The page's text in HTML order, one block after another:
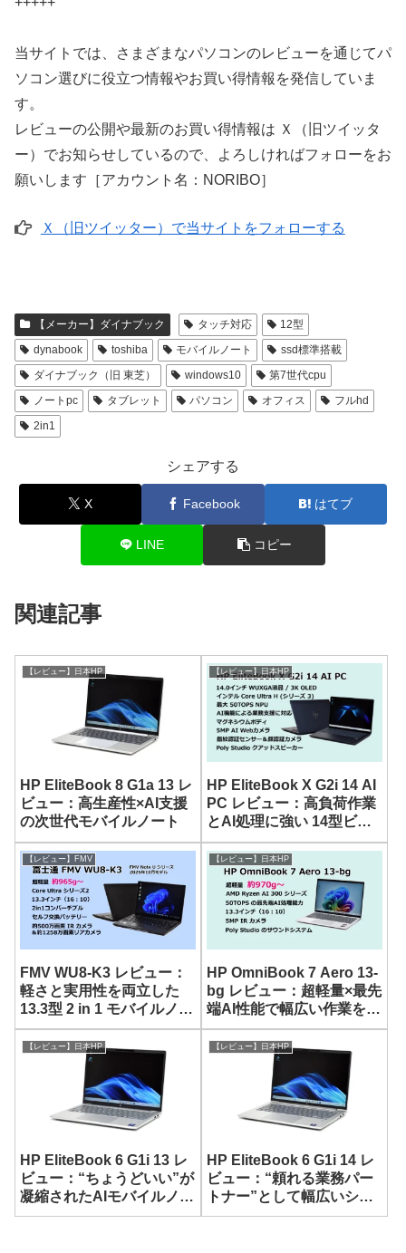
当サイトでは、さまざまなパソコンのレビューを通じてパ
ソコン選びに役立つ情報やお買い得情報を発信していま
す。
レビューの公開や最新のお買い得情報は Ｘ（旧ツイッタ
ー）でお知らせしているので、よろしければフォローをお
願いします［アカウント名：NORIBO］
Ｘ（旧ツイッター）で当サイトをフォローする
【メーカー】ダイナブック タッチ対応
12型
dynabook
toshiba モバイルノート
ssd標準搭載
ダイナブック（旧 東芝）
windows10
第7世代cpu
ノートpc
タブレット パソコン オフィス
フルhd
2in1
シェアする
X Facebook はてブ
LINE コピー
関連記事
【レビュー】日本HP
HP EliteBook 8 G1a 13 レ
ビュー：高生産性×AI支援
の次世代モバイルノート
【レビュー】日本HP
HP EliteBook X G2i 14 AI
PC レビュー：高負荷作業
とAI処理に強い 14型ビジ
ネスノート
【レビュー】FMV
FMV WU8-K3 レビュー：
軽さと実用性を両立した
13.3型 2 in 1 モバイルノー
ト
【レビュー】日本HP
HP OmniBook 7 Aero 13-
bg レビュー：超軽量×最先
端AI性能で幅広い作業を快
適にこなす 13.3型モバイ
ルノート
【レビュー】日本HP
HP EliteBook 6 G1i 13 レ
ビュー：“ちょうどいい”が
凝縮されたAIモバイルノー
ト
【レビュー】日本HP
HP EliteBook 6 G1i 14 レ
ビュー：“頼れる業務パー
トナー”として幅広いシー
ンで活用できる 14型 AIモ